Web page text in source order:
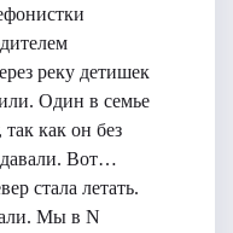
реку детишек
Один в семье
как он без
Вот…
стала летать.
Мы в N